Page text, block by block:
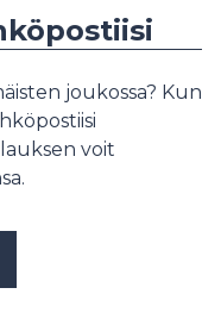
joukossa? Kun
voit